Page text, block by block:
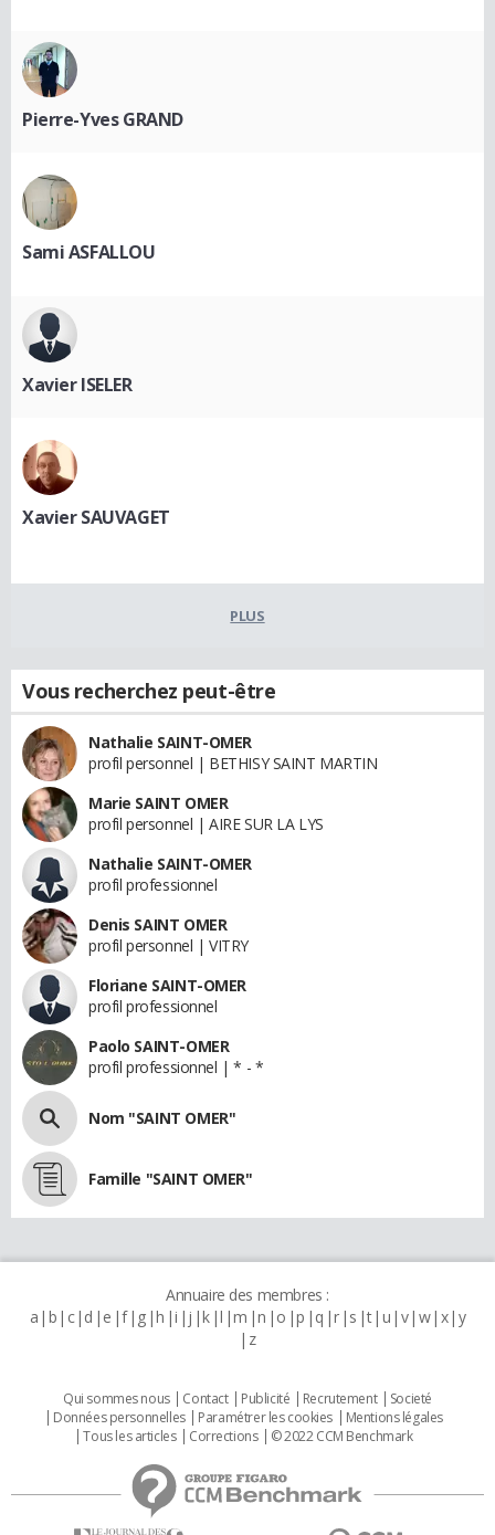
Pierre-Yves GRAND
Sami ASFALLOU
Xavier ISELER
Xavier SAUVAGET
PLUS
Vous recherchez peut-être
Nathalie SAINT-OMER
profil personnel | BETHISY SAINT MARTIN
Marie SAINT OMER
profil personnel | AIRE SUR LA LYS
Nathalie SAINT-OMER
profil professionnel
Denis SAINT OMER
profil personnel | VITRY
Floriane SAINT-OMER
profil professionnel
Paolo SAINT-OMER
profil professionnel | * - *
Nom "SAINT OMER"
Famille "SAINT OMER"
Annuaire des membres :
a b c d e f g h i j k l m n o p q r s t u v w x y
z
Qui sommes nous Contact Publicité Recrutement
Societé
Données personnelles
Paramétrer les cookies
Mentions légales
Tous les articles
Corrections © 2022 CCM Benchmark